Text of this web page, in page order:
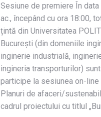
Sesiune de premiere În
ac., începând cu ora 18:00,
țintă din Universitatea
București (din domeniile
inginerie industrială,
ingineria transporturilor)
participe la sesiunea on-
Planuri de afaceri/
cadrul proiectului cu titlul